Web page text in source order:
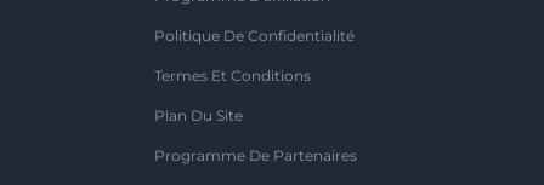
Politique De Confidentialité
Termes Et Conditions
Plan Du Site
Programme De Partenaires